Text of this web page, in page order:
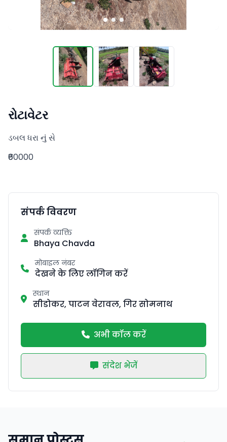
રોટાવેટર
ડબલ ધરા નું સે
₹60000
संपर्क विवरण
संपर्क व्यक्ति
Bhaya Chavda
मोबाइल नंबर
देखने के लिए लॉगिन करें
स्थान
सीडोकर, पाटन वेरावल, गिर सोमनाथ
अभी कॉल करें
संदेश भेजें